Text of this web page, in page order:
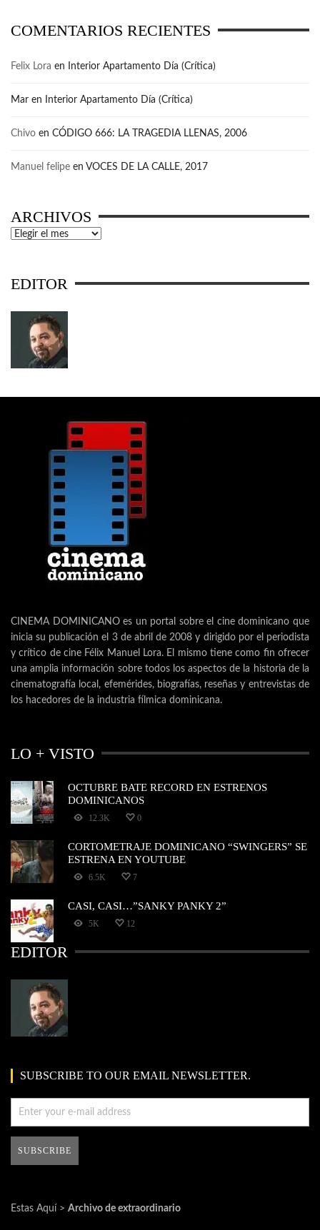
COMENTARIOS RECIENTES
Felix Lora en Interior Apartamento Día (Crítica)
Mar en Interior Apartamento Día (Crítica)
Chivo en CÓDIGO 666: LA TRAGEDIA LLENAS, 2006
Manuel felipe en VOCES DE LA CALLE, 2017
ARCHIVOS
Archivos
EDITOR
CINEMA DOMINICANO es un portal sobre el cine dominicano que
inicia su publicación el 3 de abril de 2008 y dirigido por el periodista
y crítico de cine Félix Manuel Lora. El mismo tiene como fin ofrecer
una amplia información sobre todos los aspectos de la historia de la
cinematografía local, efemérides, biografías, reseñas y entrevistas de
los hacedores de la industria fílmica dominicana.
LO + VISTO
OCTUBRE BATE RECORD EN ESTRENOS
DOMINICANOS
12.3K 0
CORTOMETRAJE DOMINICANO “SWINGERS” SE
ESTRENA EN YOUTUBE
6.5K 7
CASI, CASI…”SANKY PANKY 2”
5K 12
EDITOR
SUBSCRIBE TO OUR EMAIL NEWSLETTER.
Estas Aquí > Archivo de extraordinario